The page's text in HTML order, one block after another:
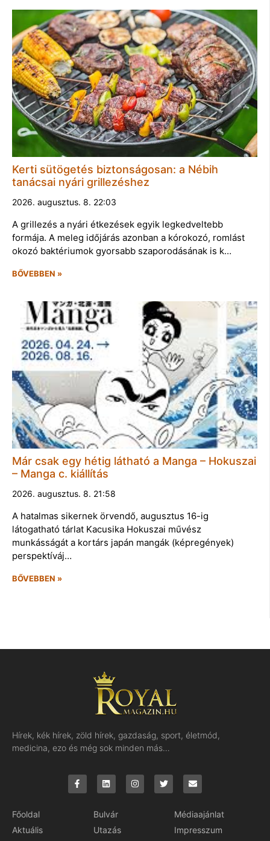
Kerti sütögetés biztonságosan: a Nébih
tanácsai nyári grillezéshez
2026. augusztus. 8. 22:03
A grillezés a nyári étkezések egyik legkedveltebb
formája. A meleg időjárás azonban a kórokozó, romlást
okozó baktériumok gyorsabb szaporodásának is k…
BŐVEBBEN »
Már csak egy hétig látható a Manga – Hokuszai
– Manga c. kiállítás
2026. augusztus. 8. 21:58
A hatalmas sikernek örvendő, augusztus 16-ig
látogatható tárlat Kacusika Hokuszai művész
munkásságát a kortárs japán mangák (képregények)
perspektíváj…
BŐVEBBEN »
Hírek, kék hírek, zöld hírek, gazdaság, sport, életmód,
medicina, ezo és még sok minden más…
Főoldal
Aktuális
Bulvár
Utazás
Médiaajánlat
Impresszum